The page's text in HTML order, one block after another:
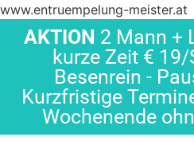
www.entruempelung-meister.at
AKTION 2 Mann +
kurze Zeit €
Besenrein -
Kurzfristige
Wochenende